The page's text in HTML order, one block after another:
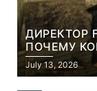
ДИРЕКТОР
ПОЧЕМУ
July 13, 2026